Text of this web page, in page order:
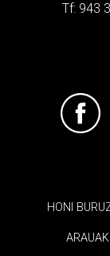
Tf: 943
HONI
ARAUAK